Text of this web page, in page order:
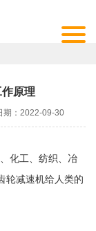
原理
期：2022-09-30
化工、纺织、冶
轮减速机给人类的